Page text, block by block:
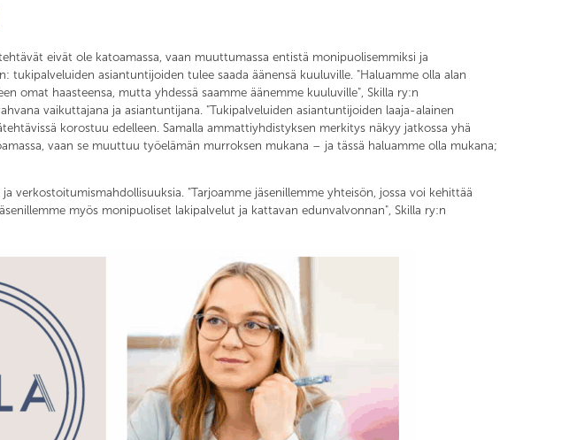
eivät ole katoamassa, vaan muuttumassa entistä monipuolisemmiksi ja
asiantuntijoiden tulee saada äänensä kuuluville. "Haluamme olla alan
omat haasteensa, mutta yhdessä saamme äänemme kuuluville", Skilla ry:n
vaikuttajana ja asiantuntijana. "Tukipalveluiden asiantuntijoiden laaja-alainen
korostuu edelleen. Samalla ammattiyhdistyksen merkitys näkyy jatkossa yhä
vaan se muuttuu työelämän murroksen mukana – ja tässä haluamme olla mukana;
verkostoitumismahdollisuuksia. "Tarjoamme jäsenillemme yhteisön, jossa voi kehittää
myös monipuoliset lakipalvelut ja kattavan edunvalvonnan", Skilla ry:n